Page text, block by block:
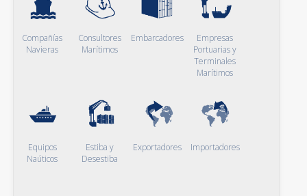
Compañías
Navieras
Consultores
Marítimos
Embarcadores
Empresas
Portuarias y
Terminales
Marítimos
Equipos
Naúticos
Estiba y
Desestiba
Exportadores Importadores